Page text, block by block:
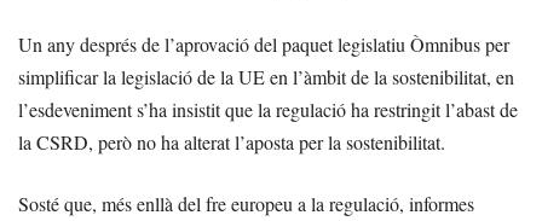
Un any després de l’aprovació del paquet legislatiu Òmnibus per
simplificar la legislació de la UE en l’àmbit de la sostenibilitat, en
l’esdeveniment s’ha insistit que la regulació ha restringit l’abast de
la CSRD, però no ha alterat l’aposta per la sostenibilitat.
Sosté que, més enllà del fre europeu a la regulació, informes